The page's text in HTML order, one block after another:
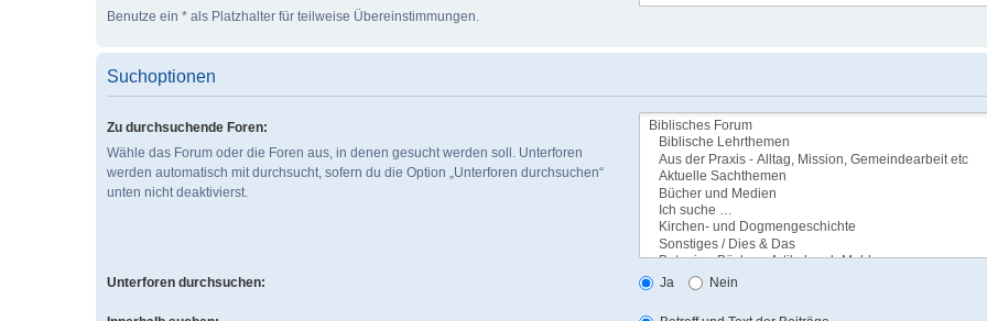
Benutze ein * als Platzhalter für teilweise Übereinstimmungen.
Suchoptionen
Zu durchsuchende Foren:
Wähle das Forum oder die Foren aus, in denen gesucht werden soll. Unterforen
werden automatisch mit durchsucht, sofern du die Option „Unterforen durchsuchen“
unten nicht deaktivierst.
Unterforen durchsuchen: Ja Nein